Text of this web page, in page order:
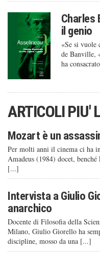
Charles
il genio
«Se si vuole
de Banville,
ha
ARTICOLI PIU'
Mozart è un
Per molti anni il cinema ci ha
Amadeus (1984) docet,
[...]
Intervista a Giulio
anarchico
Docente di Filosofia della
Milano, Giulio Giorello ha
discipline, mosso da una [...]